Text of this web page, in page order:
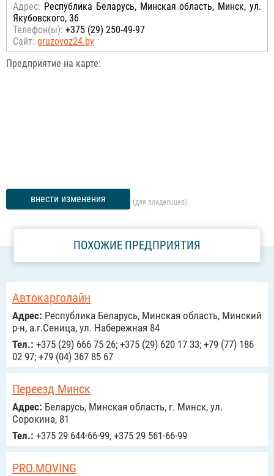
Адрес: Республика Беларусь, Минская область, Минск, ул.
Якубовского, 36
Телефон(ы): +375 (29) 250-49-97
Сайт: gruzovoz24.by
Предприятие на карте:
внести изменения (для владельцев)
ПОХОЖИЕ ПРЕДПРИЯТИЯ
Автокарголайн
Адрес: Республика Беларусь, Минская область, Минский
р-н, а.г.Сеница, ул. Набережная 84
Тел.: +375 (29) 666 75 26; +375 (29) 620 17 33; +79 (77) 186
02 97; +79 (04) 367 85 67
Переезд Минск
Адрес: Беларусь, Минская область, г. Минск, ул.
Сорокина, 81
Тел.: +375 29 644-66-99, +375 29 561-66-99
PRO.MOVING